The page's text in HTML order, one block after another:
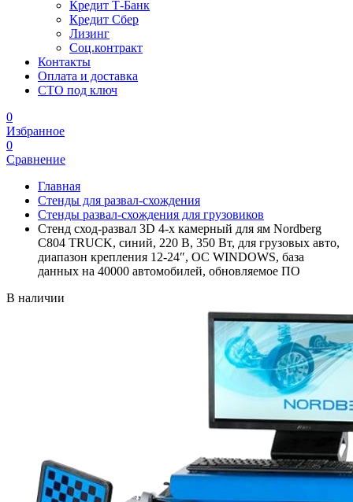
Кредит Т-Банк
Кредит Сбер
Лизинг
Соц.контракт
Контакты
Оплата и доставка
СТО под ключ
0
Избранное
0
Сравнение
Главная
Стенды для развал-схождения
Стенды развал-схождения для грузовиков
Стенд сход-развал 3D 4-х камерный для ям Nordberg
C804 TRUCK, синий, 220 В, 350 Вт, для грузовых авто,
диапазон крепления 12-24″, ОС WINDOWS, база
данных на 40000 автомобилей, обновляемое ПО
В наличии